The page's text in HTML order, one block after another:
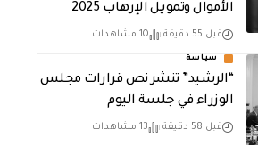
الأموال وتمويـل الإرهـاب 2025
قبل 55 دقيقة 10 مشاهدات
سياسة
“الرشيد” تنشر نص قرارات مجلس
الوزراء في جلسة اليوم
قبل 58 دقيقة 13 مشاهدات